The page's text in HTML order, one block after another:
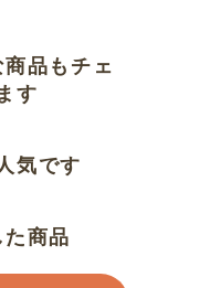
品もチェ
す
気です
商品